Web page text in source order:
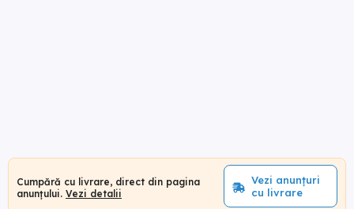
Cumpără cu livrare, direct din pagina
anunțului. Vezi detalii
Vezi anunțuri
cu livrare